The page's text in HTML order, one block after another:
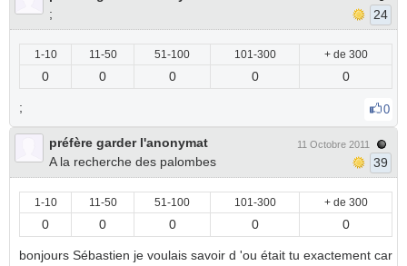
;
24
1-10 11-50 51-100 101-300 + de 300
0 0 0 0 0
; 0
préfère garder l'anonymat
A la recherche des palombes
11 Octobre 2011
39
1-10 11-50 51-100 101-300 + de 300
0 0 0 0 0
bonjours Sébastien je voulais savoir d 'ou était tu exactement car